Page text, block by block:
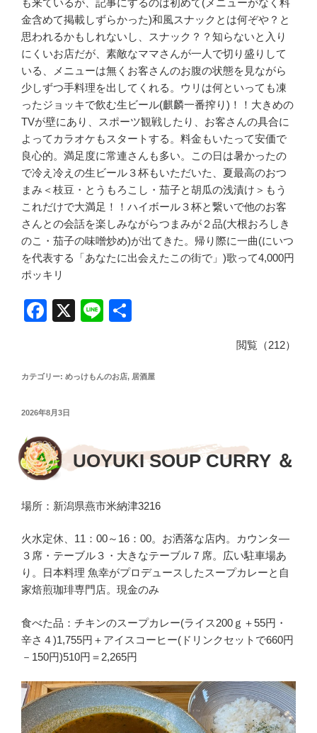
も来ているが、記事にするのは初めて(メニューがなく料
金含めて掲載しずらかった)和風スナックとは何ぞや？と
思われるかもしれないし、スナック？？知らないと入り
にくいお店だが、素敵なママさんが一人で切り盛りして
いる、メニューは無くお客さんのお腹の状態を見ながら
少しずつ手料理を出してくれる。ウリは何といっても凍
ったジョッキで飲む生ビール(麒麟一番搾り)！！大きめの
TVが壁にあり、スポーツ観戦したり、お客さんの具合に
よってカラオケもスタートする。料金もいたって安価で
良心的。満足度に常連さんも多い。この日は暑かったの
で冷え冷えの生ビール３杯もいただいた、夏最高のおつ
まみ＜枝豆・とうもろこし・茄子と胡瓜の浅漬け＞もう
これだけで大満足！！ハイボール３杯と繋いで他のお客
さんとの会話を楽しみながらつまみが２品(大根おろしき
のこ・茄子の味噌炒め)が出てきた。帰り際に一曲(にいつ
を代表する「あなたに出会えたこの街で」)歌って4,000円
ポッキリ
F
e
o
o
k
X
Li
閲覧（212）
カテゴリー: めっけもんのお店, 居酒屋
投
日:
2026年8月3日
UOYUKI SOUP CURRY ＆
場所：新潟県燕市米納津3216
火水定休、11：00～16：00。お洒落な店内。カウンタ―
３席・テーブル３・大きなテーブル７席。広い駐車場あ
り。日本料理 魚幸がプロデュースしたスープカレーと自
家焙煎珈琲専門店。現金のみ
食べた品：チキンのスープカレー(ライス200ｇ＋55円・
辛さ４)1,755円＋アイスコーヒー(ドリンクセットで660円
－150円)510円＝2,265円